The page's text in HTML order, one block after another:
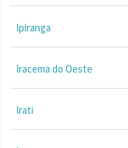
Ipiranga
Iracema do Oeste
Irati